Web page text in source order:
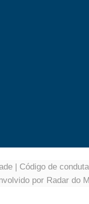
| Código de conduta
por Radar do